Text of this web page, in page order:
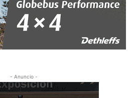
- Anuncio -